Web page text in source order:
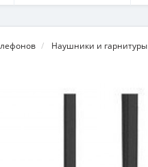
Наушники и гарнитуры